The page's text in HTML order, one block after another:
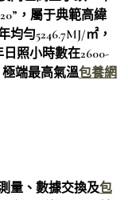
，屬于典範高緯
勻5246.7MJ/㎡，
照小時數在2600-
端最高氣溫包養網
量、數據交換及包